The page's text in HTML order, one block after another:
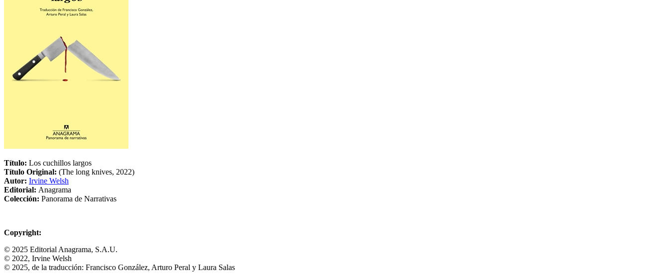
Título: Los cuchillos largos
Título Original: (The long knives, 2022)
Autor: Irvine Welsh
Editorial: Anagrama
Colección: Panorama de Narrativas
Copyright:
© 2025 Editorial Anagrama, S.A.U.
© 2022, Irvine Welsh
© 2025, de la traducción: Francisco González, Arturo Peral y Laura Salas